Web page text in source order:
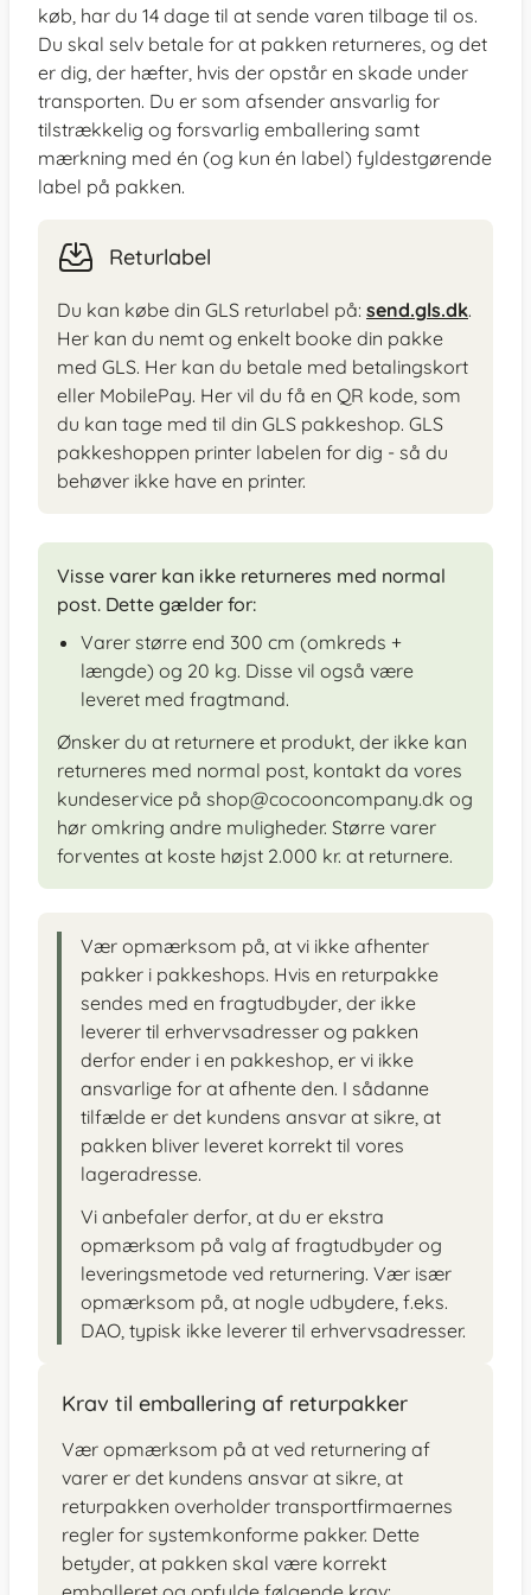
køb, har du 14 dage til at sende varen tilbage til os.
Du skal selv betale for at pakken returneres, og det
er dig, der hæfter, hvis der opstår en skade under
transporten. Du er som afsender ansvarlig for
tilstrækkelig og forsvarlig emballering samt
mærkning med én (og kun én label) fyldestgørende
label på pakken.
Returlabel
Du kan købe din GLS returlabel på: send.gls.dk.
Her kan du nemt og enkelt booke din pakke
med GLS. Her kan du betale med betalingskort
eller MobilePay. Her vil du få en QR kode, som
du kan tage med til din GLS pakkeshop. GLS
pakkeshoppen printer labelen for dig - så du
behøver ikke have en printer.
Visse varer kan ikke returneres med normal
post. Dette gælder for:
Varer større end 300 cm (omkreds +
længde) og 20 kg. Disse vil også være
leveret med fragtmand.
Ønsker du at returnere et produkt, der ikke kan
returneres med normal post, kontakt da vores
kundeservice på shop@cocooncompany.dk og
hør omkring andre muligheder. Større varer
forventes at koste højst 2.000 kr. at returnere.
Vær opmærksom på, at vi ikke afhenter
pakker i pakkeshops. Hvis en returpakke
sendes med en fragtudbyder, der ikke
leverer til erhvervsadresser og pakken
derfor ender i en pakkeshop, er vi ikke
ansvarlige for at afhente den. I sådanne
tilfælde er det kundens ansvar at sikre, at
pakken bliver leveret korrekt til vores
lageradresse.
Vi anbefaler derfor, at du er ekstra
opmærksom på valg af fragtudbyder og
leveringsmetode ved returnering. Vær især
opmærksom på, at nogle udbydere, f.eks.
DAO, typisk ikke leverer til erhvervsadresser.
Krav til emballering af returpakker
Vær opmærksom på at ved returnering af
varer er det kundens ansvar at sikre, at
returpakken overholder transportfirmaernes
regler for systemkonforme pakker. Dette
betyder, at pakken skal være korrekt